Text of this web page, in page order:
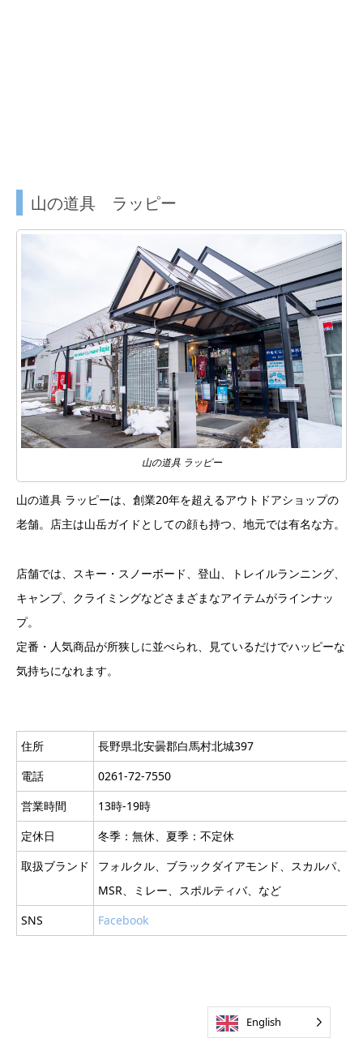
山の道具 ラッピー
山の道具 ラッピー
山の道具 ラッピーは、創業20年を超えるアウトドアショップの
老舗。店主は山岳ガイドとしての顔も持つ、地元では有名な方。
店舗では、スキー・スノーボード、登山、トレイルランニング、
キャンプ、クライミングなどさまざまなアイテムがラインナッ
プ。
定番・人気商品が所狭しに並べられ、見ているだけでハッピーな
気持ちになれます。
住所
長野県北安曇郡白馬村北城397
電話
0261-72-7550
営業時間
13時-19時
定休日
冬季：無休、夏季：不定休
取扱ブランド
フォルクル、ブラックダイアモンド、スカルパ、
MSR、ミレー、スポルティバ、など
SNS
Facebook
English